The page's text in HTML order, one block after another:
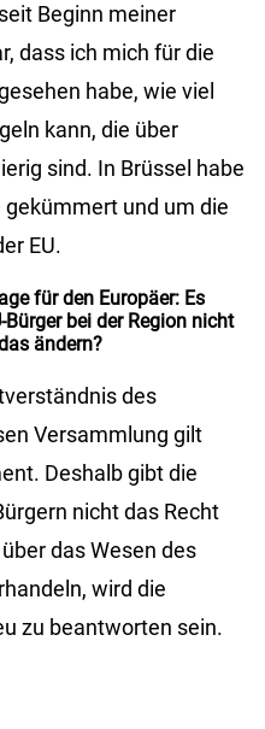
Beginn meiner
dass ich mich für die
habe, wie viel
kann, die über
sind. In Brüssel habe
und um die
EU.
für den Europäer: Es
bei der Region nicht
ändern?
des
Versammlung gilt
Deshalb gibt die
nicht das Recht
das Wesen des
wird die
zu beantworten sein.